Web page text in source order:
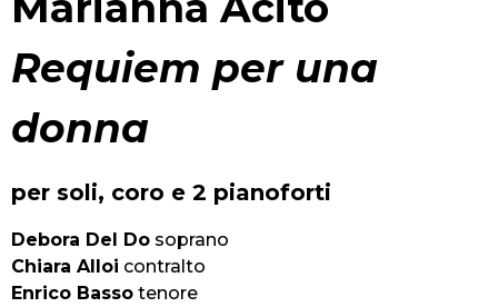
Requiem per una
donna
per soli, coro e 2 pianoforti
Debora Del Do soprano
Chiara Alloi contralto
Enrico Basso tenore